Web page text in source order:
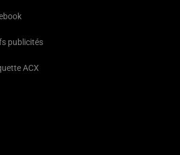
publicités
ACX